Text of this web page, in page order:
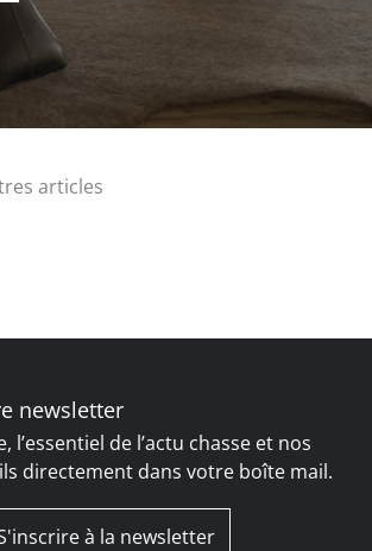
articles
newsletter
l’essentiel de l’actu chasse et nos
directement dans votre boîte mail.
à la newsletter